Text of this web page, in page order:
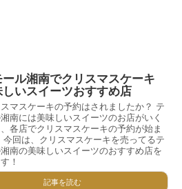
ール湘南でクリスマスケーキ
しいスイーツおすすめ店
マスケーキの予約はされましたか？ テ
南には美味しいスイーツのお店がいく
各店でクリスマスケーキの予約が始ま
今回は、クリスマスケーキを売ってるテ
南の美味しいスイーツのおすすめ店を
！
記事を読む